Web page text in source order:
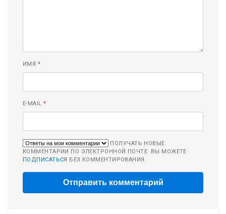
ИМЯ *
E-MAIL*
ПОЛУЧАТЬ НОВЫЕ
КОММЕНТАРИИ ПО ЭЛЕКТРОННОЙ ПОЧТЕ. ВЫ МОЖЕТЕ
ПОДПИСАТЬСЯ БЕЗ КОММЕНТИРОВАНИЯ.